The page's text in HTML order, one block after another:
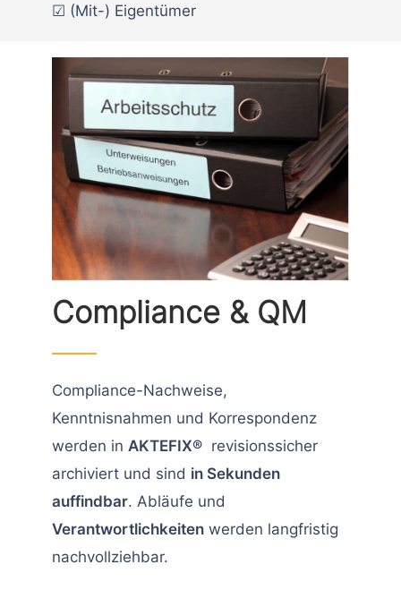
☑ (Mit-) Eigentümer
Compliance & QM
Compliance-Nachweise,
Kenntnisnahmen und Korrespondenz
werden in AKTEFIX®revisionssicher
archiviert und sind in Sekunden
auffindbar. Abläufe und
Verantwortlichkeitenwerden langfristig
nachvollziehbar.